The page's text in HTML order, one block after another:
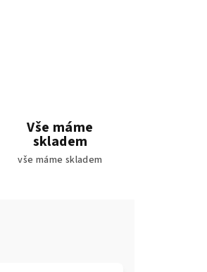
Vše máme
skladem
vše máme skladem